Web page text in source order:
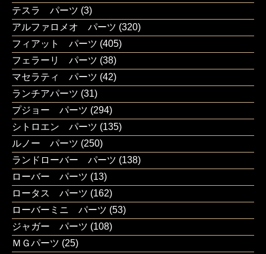
テスラ パーツ (3)
アルファロメオ パーツ (320)
フィアット パーツ (405)
フェラーリ パーツ (38)
マセラティ パーツ (42)
ランチアパーツ (31)
プジョー パーツ (294)
シトロエン パーツ (135)
ルノー パーツ (250)
ランドローバー パーツ (138)
ローバー パーツ (13)
ロータス パーツ (162)
ローバーミニ パーツ (53)
ジャガー パーツ (108)
ＭＧパーツ (25)